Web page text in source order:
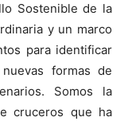
Sostenible de la
y un marco
para identificar
formas de
Somos la
cruceros que ha